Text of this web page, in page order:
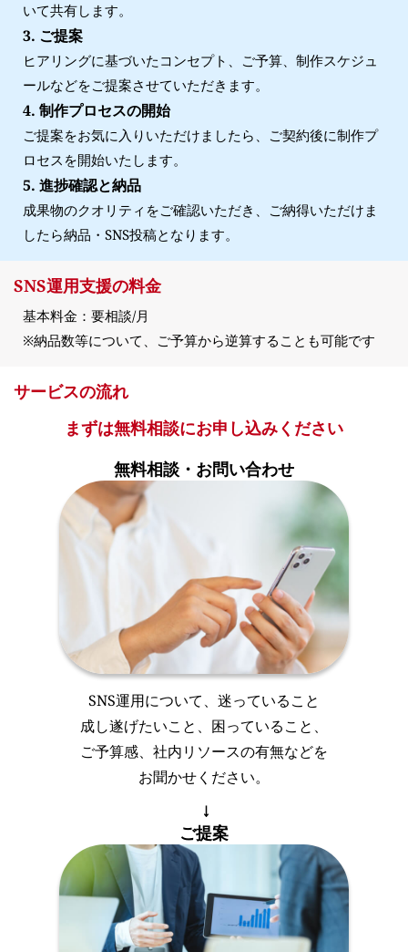
いて共有します。
3. ご提案
ヒアリングに基づいたコンセプト、ご予算、制作スケジュ
ールなどをご提案させていただきます。
4. 制作プロセスの開始
ご提案をお気に入りいただけましたら、ご契約後に制作プ
ロセスを開始いたします。
5. 進捗確認と納品
成果物のクオリティをご確認いただき、ご納得いただけま
したら納品・SNS投稿となります。
SNS運用支援の料金
基本料金：要相談/月
※納品数等について、ご予算から逆算することも可能です
サービスの流れ
無料相談・お問い合わせ
SNS運用について、迷っていること
成し遂げたいこと、困っていること、
ご予算感、社内リソースの有無などを
お聞かせください。
ご提案
まずは無料相談にお申し込みください